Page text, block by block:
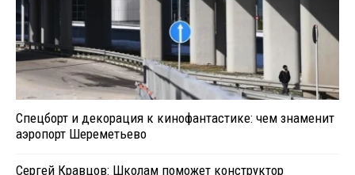
Спецборт и декорация к кинофантастике: чем знаменит
аэропорт Шереметьево
Сергей Кравцов: Школам поможет конструктор